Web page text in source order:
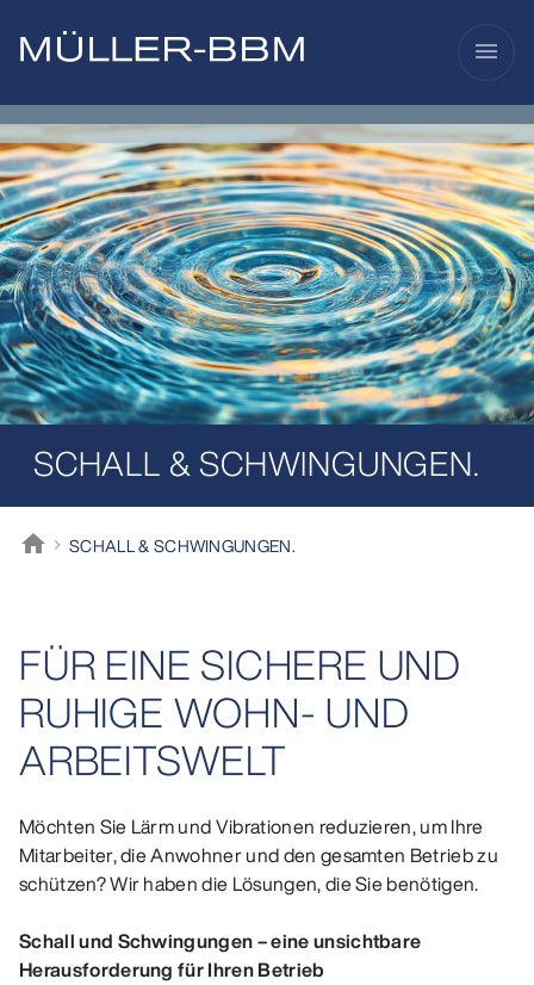
menu
SCHALL & SCHWINGUNGEN.
home
Müller-BBMSCHALL & SCHWINGUNGEN.
FÜR EINE SICHERE UND
RUHIGE WOHN- UND
ARBEITSWELT
Möchten Sie Lärm und Vibrationen reduzieren, um Ihre
Mitarbeiter, die Anwohner und den gesamten Betrieb zu
schützen? Wir haben die Lösungen, die Sie benötigen.
Schall und Schwingungen – eine unsichtbare
Herausforderung für Ihren Betrieb